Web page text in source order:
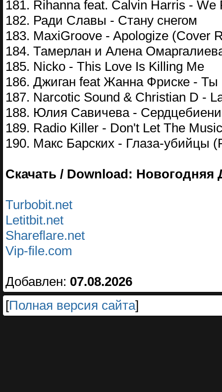
181. Rihanna feat. Calvin Harris -
182. Ради Славы - Стану снегом
183. MaxiGroove - Apologize (Cover
184. Тамерлан и Алена
185. Nicko - This Love Is Killing Me
186. Джиган feat Жанна Фриске -
187. Narcotic Sound & Christian D -
188. Юлия Савичева -
189. Radio Killer - Don't Let The
190. Макс Барских - Глаза-убийцы
Скачать / Download: Новогодняя
Turbobit.net
Letitbit.net
Shareflare.net
Vip-file.com
Добавлен: 07.08.2026
[Полная версия сайта]